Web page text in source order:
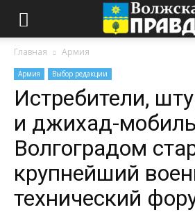
Главная Армия
Армия Выбор редакции
Истребители,
и джихад-
Волгоградом
крупнейший
технический